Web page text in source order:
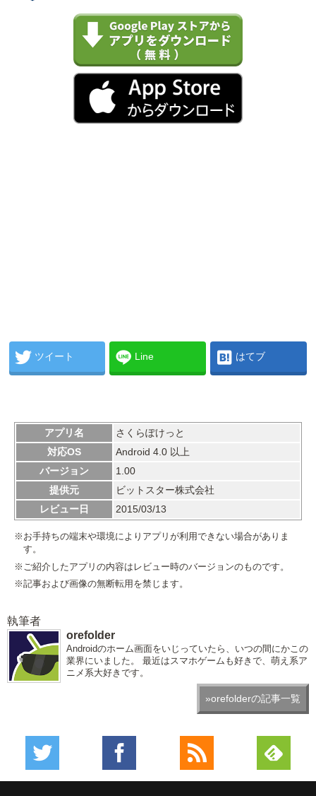
ツイート Line はてブ
アプリ名
さくらぽけっと
対応OS
Android 4.0 以上
バージョン
1.00
提供元
ビットスター株式会社
レビュー日
2015/03/13
※お手持ちの端末や環境によりアプリが利用できない場合がありま
す。
※ご紹介したアプリの内容はレビュー時のバージョンのものです。
※記事および画像の無断転用を禁じます。
執筆者
orefolder
Androidのホーム画面をいじっていたら、いつの間にかこの
業界にいました。 最近はスマホゲームも好きで、萌え系ア
ニメ系大好きです。
»orefolderの記事一覧